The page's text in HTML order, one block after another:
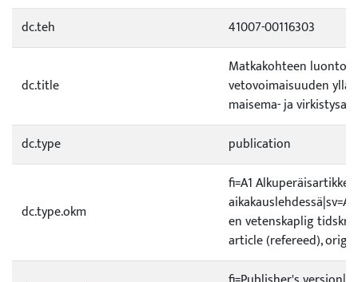
dc.teh
41007-00116303
dc.title
Matkakohteen
vetovoimaisuuden
maisema- ja
dc.type
publication
dc.type.okm
fi=A1
en vetenskaplig
article (refereed),